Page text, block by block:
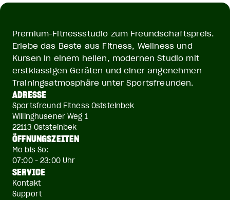
Premium-Fitnessstudio zum Freundschaftspreis.
Erlebe das Beste aus Fitness, Wellness und
Kursen in einem hellen, modernen Studio mit
erstklassigen Geräten und einer angenehmen
Trainingsatmosphäre unter Sportsfreunden.
ADRESSE
Sportsfreund Fitness Oststeinbek
Willinghusener Weg 1
22113 Oststeinbek
ÖFFNUNGSZEITEN
Mo bis So:
07:00 - 23:00 Uhr
SERVICE
Kontakt
Support